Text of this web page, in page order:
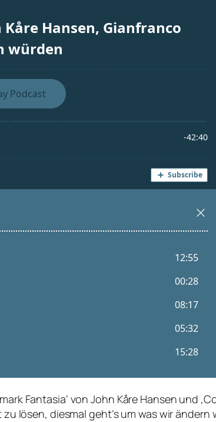
Fantasia‘ von John Kåre Hansen und
lösen, diesmal geht’s um was wir ändern